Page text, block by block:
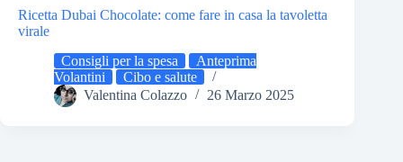
Ricetta Dubai Chocolate: come fare in casa la tavoletta
virale
Consigli per la spesa
Anteprima
Volantini
Cibo e salute
Valentina Colazzo
26 Marzo 2025